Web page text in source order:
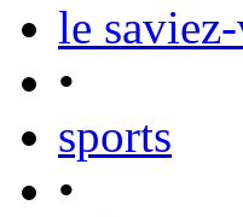
le
•
sports
•